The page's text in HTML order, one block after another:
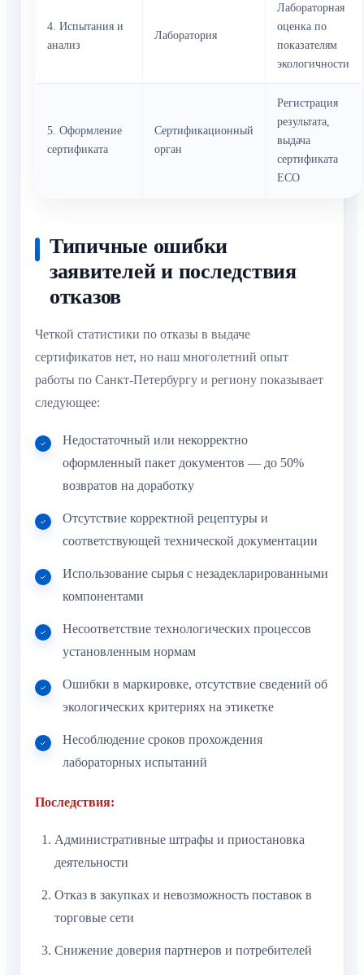
4. Испытания и
анализ
Лаборатория
Лабораторная
оценка по
показателям
экологичности
5. Оформление
сертификата
Сертификационный
орган
Регистрация
результата,
выдача
сертификата
ECO
Типичные ошибки
заявителей и последствия
отказов
Четкой статистики по отказы в выдаче
сертификатов нет, но наш многолетний опыт
работы по Санкт-Петербургу и региону показывает
следующее:
Недостаточный или некорректно
оформленный пакет документов — до 50%
возвратов на доработку
Отсутствие корректной рецептуры и
соответствующей технической документации
Использование сырья с незадекларированными
компонентами
Несоответствие технологических процессов
установленным нормам
Ошибки в маркировке, отсутствие сведений об
экологических критериях на этикетке
Несоблюдение сроков прохождения
лабораторных испытаний
Последствия:
Административные штрафы и приостановка
деятельности
Отказ в закупках и невозможность поставок в
торговые сети
Снижение доверия партнеров и потребителей